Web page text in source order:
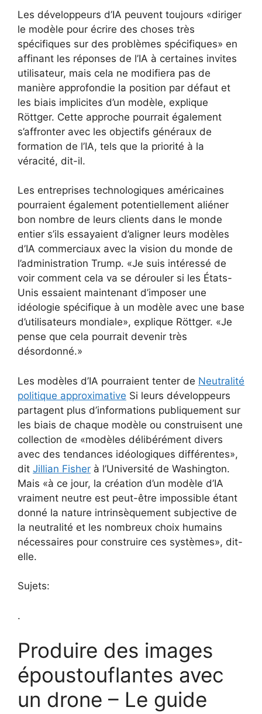
Les développeurs d’IA peuvent toujours «diriger
le modèle pour écrire des choses très
spécifiques sur des problèmes spécifiques» en
affinant les réponses de l’IA à certaines invites
utilisateur, mais cela ne modifiera pas de
manière approfondie la position par défaut et
les biais implicites d’un modèle, explique
Röttger. Cette approche pourrait également
s’affronter avec les objectifs généraux de
formation de l’IA, tels que la priorité à la
véracité, dit-il.
Les entreprises technologiques américaines
pourraient également potentiellement aliéner
bon nombre de leurs clients dans le monde
entier s’ils essayaient d’aligner leurs modèles
d’IA commerciaux avec la vision du monde de
l’administration Trump. «Je suis intéressé de
voir comment cela va se dérouler si les États-
Unis essaient maintenant d’imposer une
idéologie spécifique à un modèle avec une base
d’utilisateurs mondiale», explique Röttger. «Je
pense que cela pourrait devenir très
désordonné.»
Les modèles d’IA pourraient tenter de Neutralité
politique approximative Si leurs développeurs
partagent plus d’informations publiquement sur
les biais de chaque modèle ou construisent une
collection de «modèles délibérément divers
avec des tendances idéologiques différentes»,
dit Jillian Fisher à l’Université de Washington.
Mais «à ce jour, la création d’un modèle d’IA
vraiment neutre est peut-être impossible étant
donné la nature intrinsèquement subjective de
la neutralité et les nombreux choix humains
nécessaires pour construire ces systèmes», dit-
elle.
Sujets:
.
Produire des images
époustouflantes avec
un drone – Le guide